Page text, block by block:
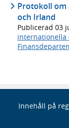
Protokoll om
och Irland
Publicerad 03
internationella
Innehåll på